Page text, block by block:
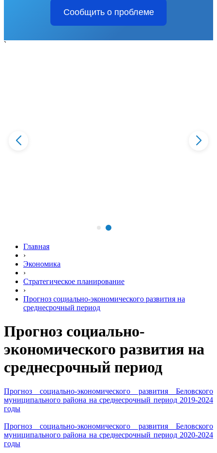
Сообщить о проблеме
`
Главная
›
Экономика
›
Стратегическое планирование
›
Прогноз социально-экономического развития на
среднесрочный период
Прогноз социально-
экономического развития на
среднесрочный период
Прогноз социально-экономического развития Беловского
муниципального района на среднесрочный период 2019-2024
годы
Прогноз социально-экономического развития Беловского
муниципального района на среднесрочный период 2020-2024
годы